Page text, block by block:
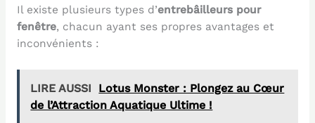
Il existe plusieurs types d’entrebâilleurs pour
fenêtre, chacun ayant ses propres avantages et
inconvénients :
LIRE AUSSI
Lotus Monster : Plongez au Cœur
de l’Attraction Aquatique Ultime !